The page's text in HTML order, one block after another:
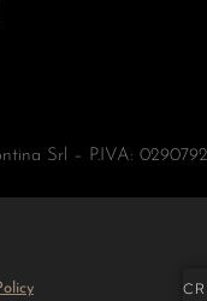
Srl – P.IVA: